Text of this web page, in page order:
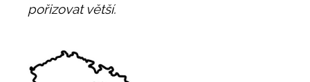
pořizovat větší.